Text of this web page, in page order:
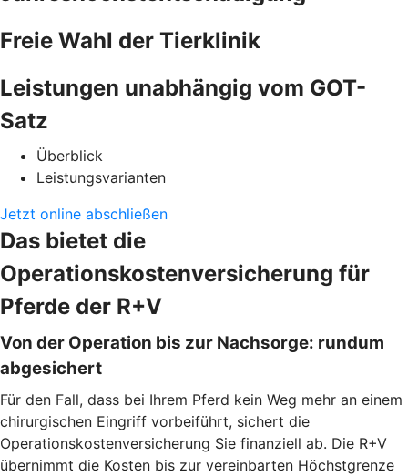
Freie Wahl der Tierklinik
Leistungen unabhängig vom GOT-
Satz
Überblick
Leistungsvarianten
Jetzt online abschließen
Das bietet die
Operationskostenversicherung für
Pferde der R+V
Von der Operation bis zur Nachsorge: rundum
abgesichert
Für den Fall, dass bei Ihrem Pferd kein Weg mehr an einem
chirurgischen Eingriff vorbeiführt, sichert die
Operationskostenversicherung Sie finanziell ab. Die R+V
übernimmt die Kosten bis zur vereinbarten Höchstgrenze